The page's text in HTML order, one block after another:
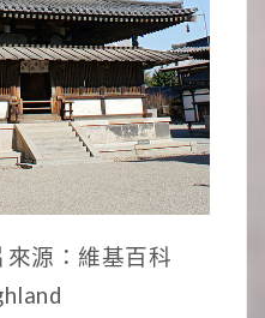
源：維基百科